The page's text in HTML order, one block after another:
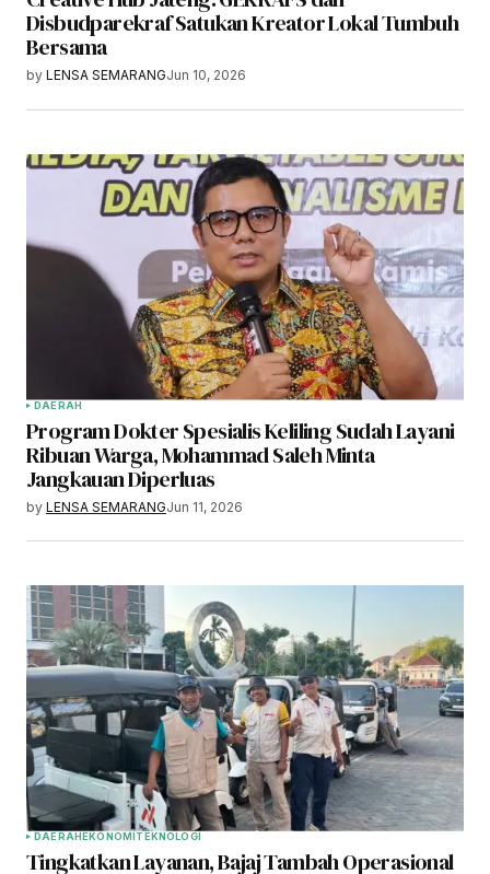
Disbudparekraf Satukan Kreator Lokal Tumbuh
Bersama
by LENSA SEMARANGJun 10, 2026
DAERAH
Program Dokter Spesialis Keliling Sudah Layani
Ribuan Warga, Mohammad Saleh Minta
Jangkauan Diperluas
by LENSA SEMARANGJun 11, 2026
DAERAHEKONOMITEKNOLOGI
Tingkatkan Layanan, Bajaj Tambah Operasional